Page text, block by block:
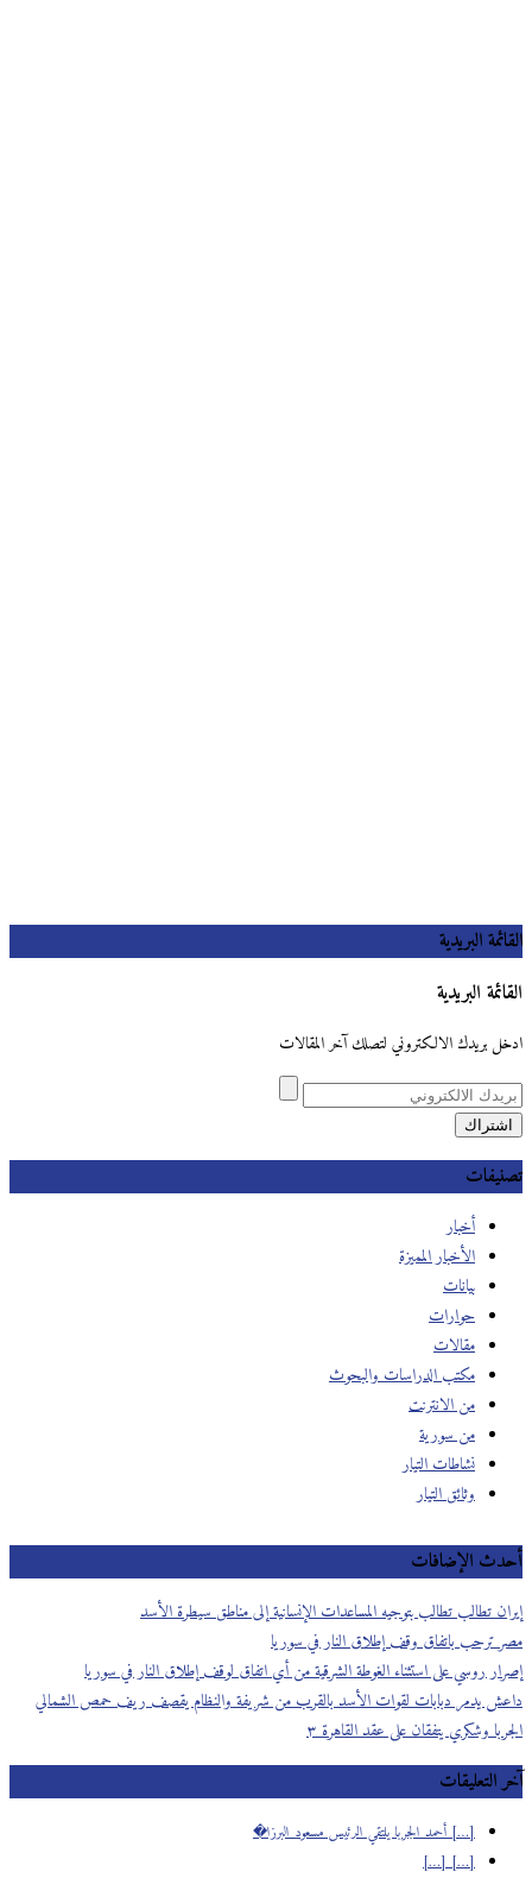
القائمة البريدية
القائمة البريدية
ادخل بريدك الالكتروني لتصلك آخر المقالات
تصنيفات
أخبار
الأخبار المميزة
بيانات
حوارات
مقالات
مكتب الدراسات والبحوث
من الانترنت
من سورية
نشاطات التيار
وثائق التيار
أحدث الإضافات
إيران تطالب تطالب بتوجيه المساعدات الإنسانية إلى مناطق سيطرة الأسد
مصر ترحب باتفاق وقف إطلاق النار في سوريا
إصرار روسي على استثناء الغوطة الشرقية من أي اتفاق لوقف إطلاق النار في سوريا
داعش يدمر دبابات لقوات الأسد بالقرب من شريفة والنظام يقصف ريف حمص الشمالي
الجربا وشكري يتفقان على عقد القاهرة ٣
آخر التعليقات
[…] أحمد الجربا يلتقي الرئيس مسعود البرزا�
[…] […]